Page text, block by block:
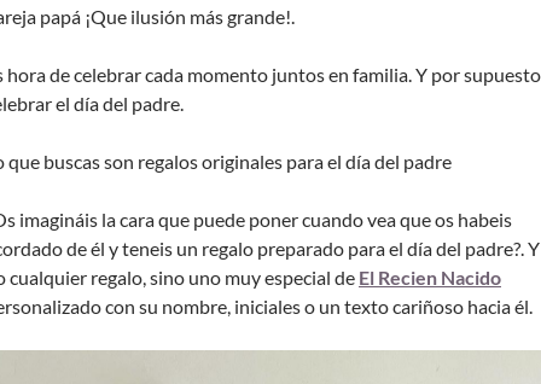
papá ¡Que ilusión más grande!.
hora de celebrar cada momento juntos en familia. Y por supuesto
el día del padre.
que buscas son regalos originales para el día del padre
imagináis la cara que puede poner cuando vea que os habeis
de él y teneis un regalo preparado para el día del padre?. Y
cualquier regalo, sino uno muy especial de El Recien Nacido
con su nombre, iniciales o un texto cariñoso hacia él.